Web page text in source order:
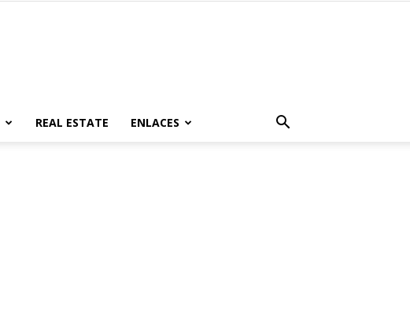
REAL ESTATE ENLACES